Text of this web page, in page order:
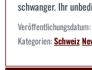
schwanger. Ihr
Veröffentlichungsdatum:
Kategorien:Schweiz